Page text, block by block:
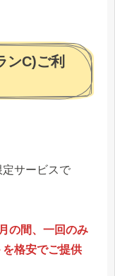
ンC)ご利
サービスで
の間、一回のみ
を格安でご提供